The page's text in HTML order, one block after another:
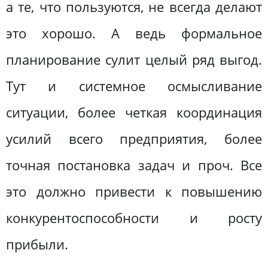
а те, что пользуются, не всегда делают
это хорошо. А ведь формальное
планирование сулит целый ряд выгод.
Тут и системное осмысливание
ситуации, более четкая координация
усилий всего предприятия, более
точная постановка задач и проч. Все
это должно привести к повышению
конкурентоспособности и росту
прибыли.